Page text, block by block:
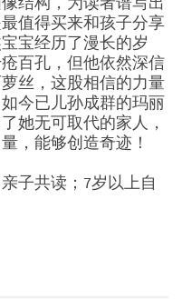
值得买来和孩子分享
宝经历了漫长的岁
百孔，但他依然深信
丝，这股相信的力量
今已儿孙成群的玛丽
她无可取代的家人，
，能够创造奇迹！
子共读；7岁以上自